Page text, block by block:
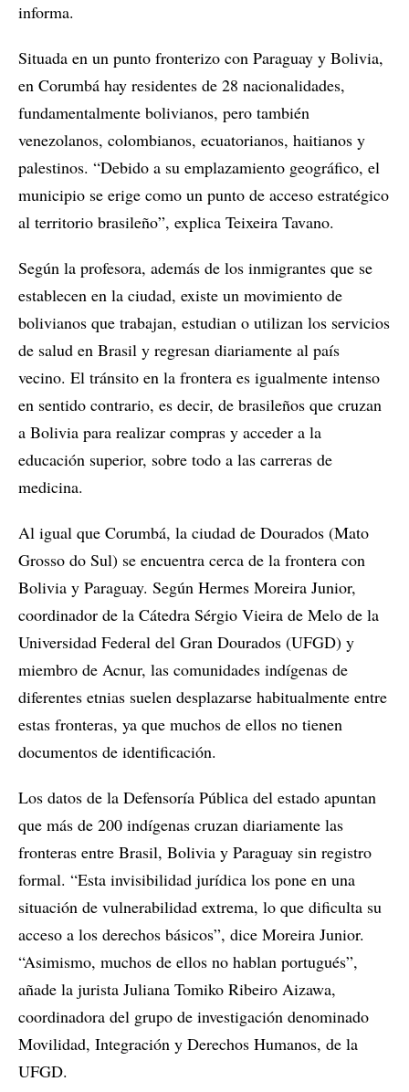
informa.
Situada en un punto fronterizo con Paraguay y Bolivia,
en Corumbá hay residentes de 28 nacionalidades,
fundamentalmente bolivianos, pero también
venezolanos, colombianos, ecuatorianos, haitianos y
palestinos. “Debido a su emplazamiento geográfico, el
municipio se erige como un punto de acceso estratégico
al territorio brasileño”, explica Teixeira Tavano.
Según la profesora, además de los inmigrantes que se
establecen en la ciudad, existe un movimiento de
bolivianos que trabajan, estudian o utilizan los servicios
de salud en Brasil y regresan diariamente al país
vecino. El tránsito en la frontera es igualmente intenso
en sentido contrario, es decir, de brasileños que cruzan
a Bolivia para realizar compras y acceder a la
educación superior, sobre todo a las carreras de
medicina.
Al igual que Corumbá, la ciudad de Dourados (Mato
Grosso do Sul) se encuentra cerca de la frontera con
Bolivia y Paraguay. Según Hermes Moreira Junior,
coordinador de la Cátedra Sérgio Vieira de Melo de la
Universidad Federal del Gran Dourados (UFGD) y
miembro de Acnur, las comunidades indígenas de
diferentes etnias suelen desplazarse habitualmente entre
estas fronteras, ya que muchos de ellos no tienen
documentos de identificación.
Los datos de la Defensoría Pública del estado apuntan
que más de 200 indígenas cruzan diariamente las
fronteras entre Brasil, Bolivia y Paraguay sin registro
formal. “Esta invisibilidad jurídica los pone en una
situación de vulnerabilidad extrema, lo que dificulta su
acceso a los derechos básicos”, dice Moreira Junior.
“Asimismo, muchos de ellos no hablan portugués”,
añade la jurista Juliana Tomiko Ribeiro Aizawa,
coordinadora del grupo de investigación denominado
Movilidad, Integración y Derechos Humanos, de la
UFGD.